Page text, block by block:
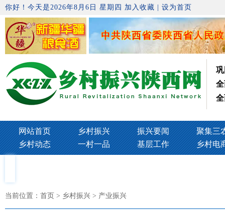
你好！今天是2026年8月6日 星期四 加入收藏 设为首页
网站首页 乡村振兴 振兴要闻
聚集三
乡村动态
一村一品 基层工作 乡村电
当前位置： 首页> 乡村振兴 > 产业振兴